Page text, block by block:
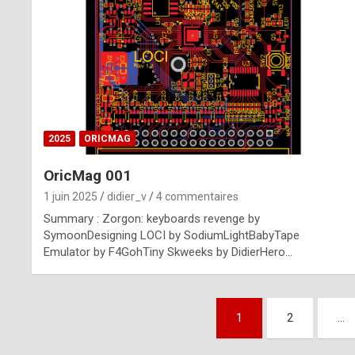
2025 ORICMAG
OricMag 001
1 juin 2025 didier_v 4 commentaires
Summary : Zorgon: keyboards revenge by
SymoonDesigning LOCI by SodiumLightBabyTape
Emulator by F4GohTiny Skweeks by DidierHero…
1 2 …